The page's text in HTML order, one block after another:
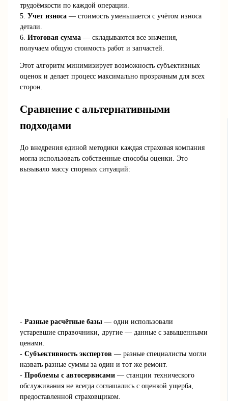
трудоёмкости по каждой операции.
5.Учет износа — стоимость уменьшается с учётом износа
детали.
6.Итоговая сумма — складываются все значения,
получаем общую стоимость работ и запчастей.
Этот алгоритм минимизирует возможность субъективных
оценок и делает процесс максимально прозрачным для всех
сторон.
Сравнение с альтернативными
подходами
До внедрения единой методики каждая страховая компания
могла использовать собственные способы оценки. Это
вызывало массу спорных ситуаций:
-Разные расчётные базы — одни использовали
устаревшие справочники, другие — данные с завышенными
ценами.
-Субъективность экспертов — разные специалисты могли
назвать разные суммы за один и тот же ремонт.
-Проблемы с автосервисами — станции технического
обслуживания не всегда соглашались с оценкой ущерба,
предоставленной страховщиком.